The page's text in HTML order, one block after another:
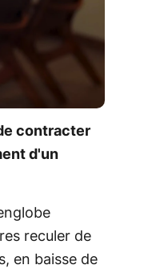
contracter
d'un
reculer de
en baisse de